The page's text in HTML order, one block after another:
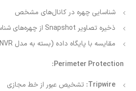
شناسایی چهره در کانال‌های مشخص
ذخیره تصاویر Snapshot از چهره‌های شناسایی‌شده
مقایسه با پایگاه داده (بسته به مدل XVR/NVR و نرم‌افزار مدیریت)
Perimeter Protection:
Tripwire: تشخیص عبور از خط مجازی